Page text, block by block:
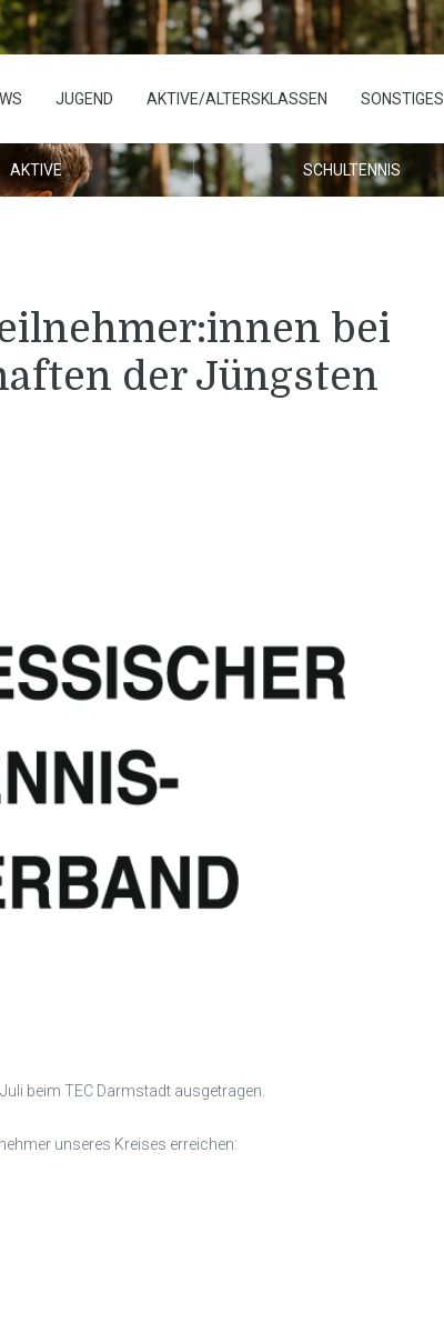
JUGEND AKTIVE/ALTERSKLASSEN SONSTIGES
AKTIVE SCHULTENNIS
bei
der Jüngsten
beim TEC Darmstadt ausgetragen.
unseres Kreises erreichen: